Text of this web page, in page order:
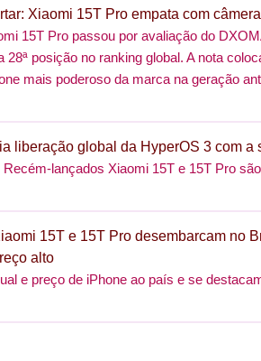
Xiaomi 15T Pro empata com
15T Pro passou por avaliação do
28ª posição no ranking global. A nota
mais poderoso da marca na geração
liberação global da HyperOS 3 com a
Recém-lançados Xiaomi 15T e 15T Pro
15T e 15T Pro desembarcam no
alto
e preço de iPhone ao país e se